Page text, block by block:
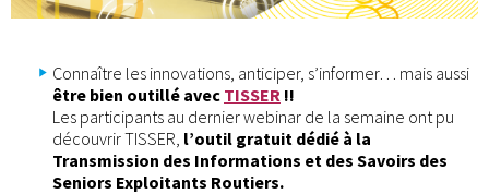
Connaître les innovations, anticiper, s’informer… mais aussi
être bien outillé avec TISSER !!
Les participants au dernier webinar de la semaine ont pu
découvrir TISSER, l’outil gratuit dédié à la
Transmission des Informations et des Savoirs des
Seniors Exploitants Routiers.